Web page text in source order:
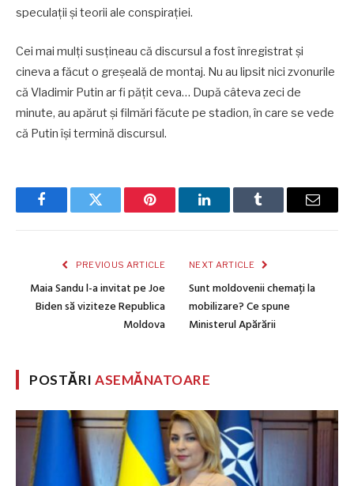
speculaţii şi teorii ale conspiraţiei.
Cei mai mulţi susţineau că discursul a fost înregistrat şi
cineva a făcut o greşeală de montaj. Nu au lipsit nici zvonurile
că Vladimir Putin ar fi păţit ceva… După câteva zeci de
minute, au apărut şi filmări făcute pe stadion, în care se vede
că Putin îşi termină discursul.
FacebookTwitter Pinterest LinkedInTumblr Email
PREVIOUS ARTICLE
Maia Sandu l-a invitat pe Joe
Biden să viziteze Republica
Moldova
NEXT ARTICLE
Sunt moldovenii chemați la
mobilizare? Ce spune
Ministerul Apărării
POSTĂRIASEMĂNATOARE